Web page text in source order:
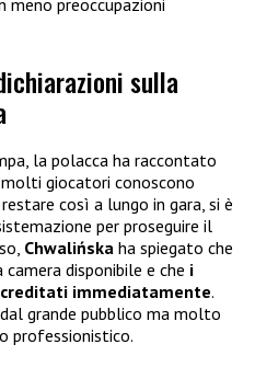
sulla
la polacca ha raccontato
giocatori conoscono
così a lungo in gara, si è
per proseguire il
Chwalińska ha spiegato che
disponibile e che i
immediatamente.
grande pubblico ma molto
professionistico.